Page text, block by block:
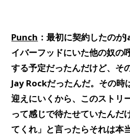
Punch ：最初に契約したのが
イバーフッドにいた他の奴の
する予定だったんだけど、そ
Jay Rockだったんだ。その時
迎えにいくから、このストリ
って感じで待たせていたんだ
てくれ」と言ったらそれは本